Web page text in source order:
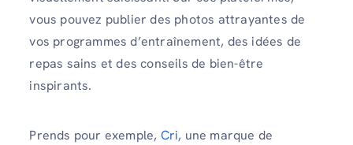
vous pouvez publier des photos attrayantes de
vos programmes d’entraînement, des idées de
repas sains et des conseils de bien-être
inspirants.
Prends pour exemple, Cri, une marque de